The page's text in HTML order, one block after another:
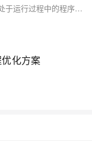
几乎所有的操作系统都支持进程的概念，进程是处于运行过程中的程序，并且具有一定的独立功能，进程是系统进行资源分配和调度的一个独立单位一般而言，进程包含如下三个特征。独立性动态性并发性。
化方案